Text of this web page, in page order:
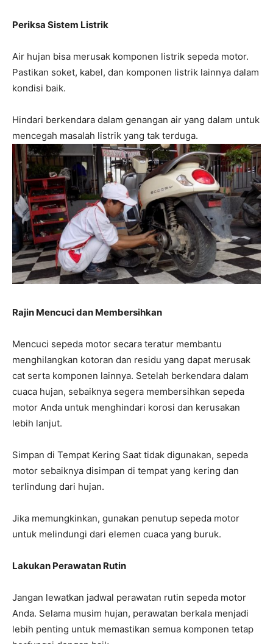
Periksa Sistem Listrik
Air hujan bisa merusak komponen listrik sepeda motor.
Pastikan soket, kabel, dan komponen listrik lainnya dalam
kondisi baik.
Hindari berkendara dalam genangan air yang dalam untuk
mencegah masalah listrik yang tak terduga.
Rajin Mencuci dan Membersihkan
Mencuci sepeda motor secara teratur membantu
menghilangkan kotoran dan residu yang dapat merusak
cat serta komponen lainnya. Setelah berkendara dalam
cuaca hujan, sebaiknya segera membersihkan sepeda
motor Anda untuk menghindari korosi dan kerusakan
lebih lanjut.
Simpan di Tempat Kering Saat tidak digunakan, sepeda
motor sebaiknya disimpan di tempat yang kering dan
terlindung dari hujan.
Jika memungkinkan, gunakan penutup sepeda motor
untuk melindungi dari elemen cuaca yang buruk.
Lakukan Perawatan Rutin
Jangan lewatkan jadwal perawatan rutin sepeda motor
Anda. Selama musim hujan, perawatan berkala menjadi
lebih penting untuk memastikan semua komponen tetap